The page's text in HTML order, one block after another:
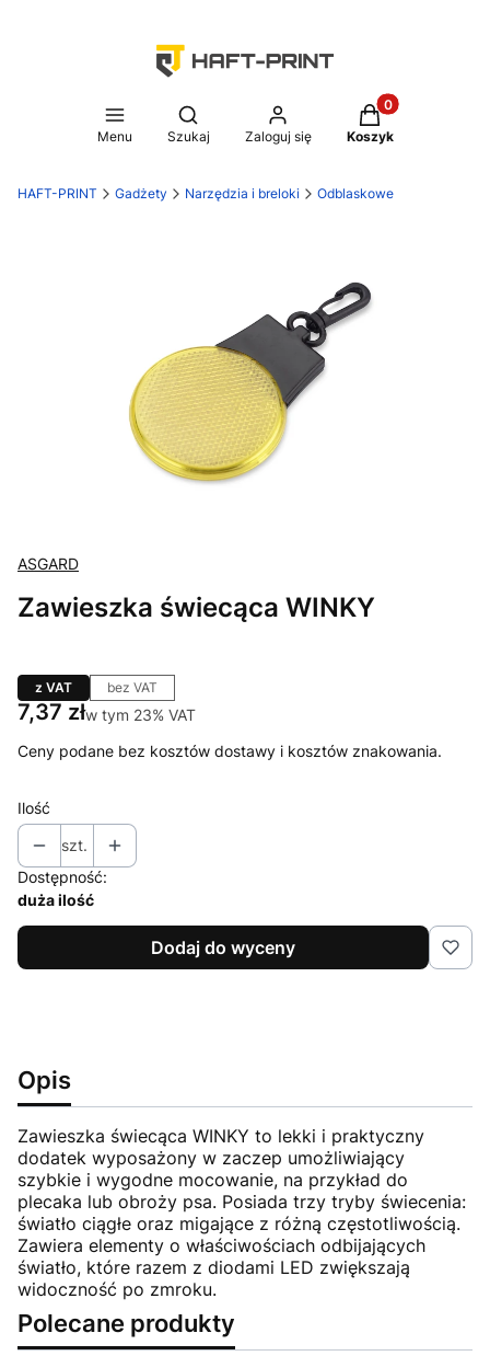
Menu
Otwórz wyszukiwarkę
Szukaj Zaloguj się
Produkty w
Koszyk
HAFT-PRINT Gadżety Narzędzia i breloki Odblaskowe
ASGARD
Zawieszka świecąca WINKY
z VAT bez VAT
Cena
7,37 złw tym 23% VAT
w tym 23% VAT
Ceny podane bez kosztów dostawy i kosztów znakowania.
Ilość
szt.
Dostępność:
duża ilość
Dodaj do wyceny
Opis
Zawieszka świecąca WINKY to lekki i praktyczny
dodatek wyposażony w zaczep umożliwiający
szybkie i wygodne mocowanie, na przykład do
plecaka lub obroży psa. Posiada trzy tryby świecenia:
światło ciągłe oraz migające z różną częstotliwością.
Zawiera elementy o właściwościach odbijających
światło, które razem z diodami LED zwiększają
widoczność po zmroku.
Polecane produkty